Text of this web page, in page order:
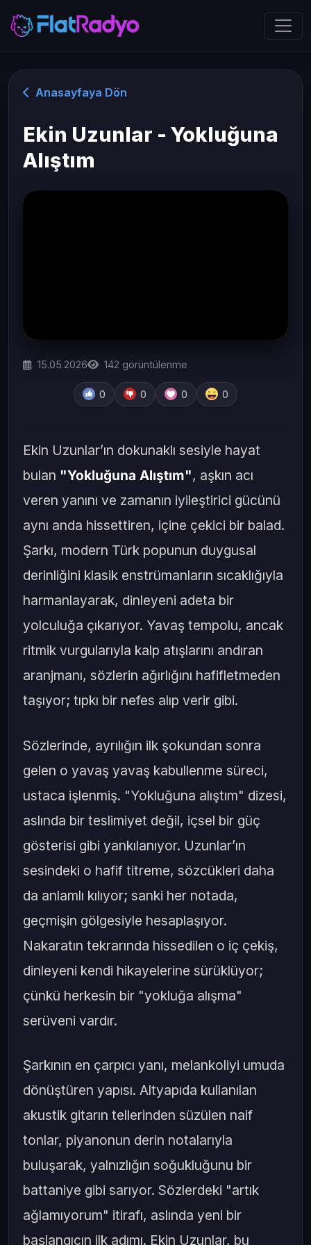
Anasayfaya Dön
Ekin Uzunlar - Yokluğuna
Alıştım
15.05.2026 142 görüntülenme
0 0 0 0
Ekin Uzunlar’ın dokunaklı sesiyle hayat
bulan "Yokluğuna Alıştım", aşkın acı
veren yanını ve zamanın iyileştirici gücünü
aynı anda hissettiren, içine çekici bir balad.
Şarkı, modern Türk popunun duygusal
derinliğini klasik enstrümanların sıcaklığıyla
harmanlayarak, dinleyeni adeta bir
yolculuğa çıkarıyor. Yavaş tempolu, ancak
ritmik vurgularıyla kalp atışlarını andıran
aranjmanı, sözlerin ağırlığını hafifletmeden
taşıyor; tıpkı bir nefes alıp verir gibi.
Sözlerinde, ayrılığın ilk şokundan sonra
gelen o yavaş yavaş kabullenme süreci,
ustaca işlenmiş. "Yokluğuna alıştım" dizesi,
aslında bir teslimiyet değil, içsel bir güç
gösterisi gibi yankılanıyor. Uzunlar’ın
sesindeki o hafif titreme, sözcükleri daha
da anlamlı kılıyor; sanki her notada,
geçmişin gölgesiyle hesaplaşıyor.
Nakaratın tekrarında hissedilen o iç çekiş,
dinleyeni kendi hikayelerine sürüklüyor;
çünkü herkesin bir "yokluğa alışma"
serüveni vardır.
Şarkının en çarpıcı yanı, melankoliyi umuda
dönüştüren yapısı. Altyapıda kullanılan
akustik gitarın tellerinden süzülen naif
tonlar, piyanonun derin notalarıyla
buluşarak, yalnızlığın soğukluğunu bir
battaniye gibi sarıyor. Sözlerdeki "artık
ağlamıyorum" itirafı, aslında yeni bir
başlangıcın ilk adımı. Ekin Uzunlar, bu